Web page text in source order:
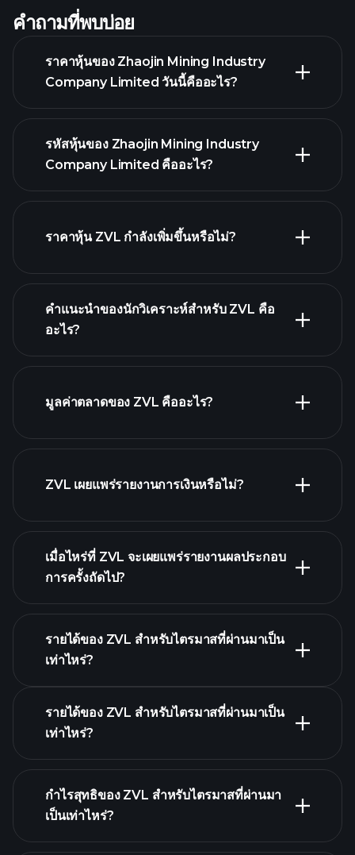
คำถามที่พบบ่อย
ราคาหุ้นของ Zhaojin Mining Industry
Company Limited วันนี้คืออะไร?
รหัสหุ้นของ Zhaojin Mining Industry
Company Limited คืออะไร?
ราคาหุ้น ZVL กำลังเพิ่มขึ้นหรือไม่?
คำแนะนำของนักวิเคราะห์สำหรับ ZVL คือ
อะไร?
มูลค่าตลาดของ ZVL คืออะไร?
ZVL เผยแพร่รายงานการเงินหรือไม่?
ZVL รายงานการเงิน
เมื่อไหร่ที่ ZVL จะเผยแพร่รายงานผลประกอบ
การครั้งถัดไป?
ปฏิทินผลประกอบการ
รายได้ของ ZVL สำหรับไตรมาสที่ผ่านมาเป็น
เท่าไหร่?
การของ ZVL
รายได้ของ ZVL สำหรับไตรมาสที่ผ่านมาเป็น
เท่าไหร่?
กำไรสุทธิของ ZVL สำหรับไตรมาสที่ผ่านมา
เป็นเท่าไหร่?